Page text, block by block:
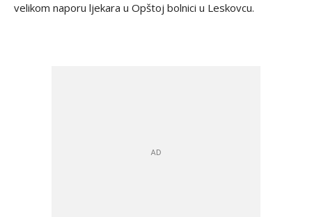
velikom naporu ljekara u Opštoj bolnici u Leskovcu.